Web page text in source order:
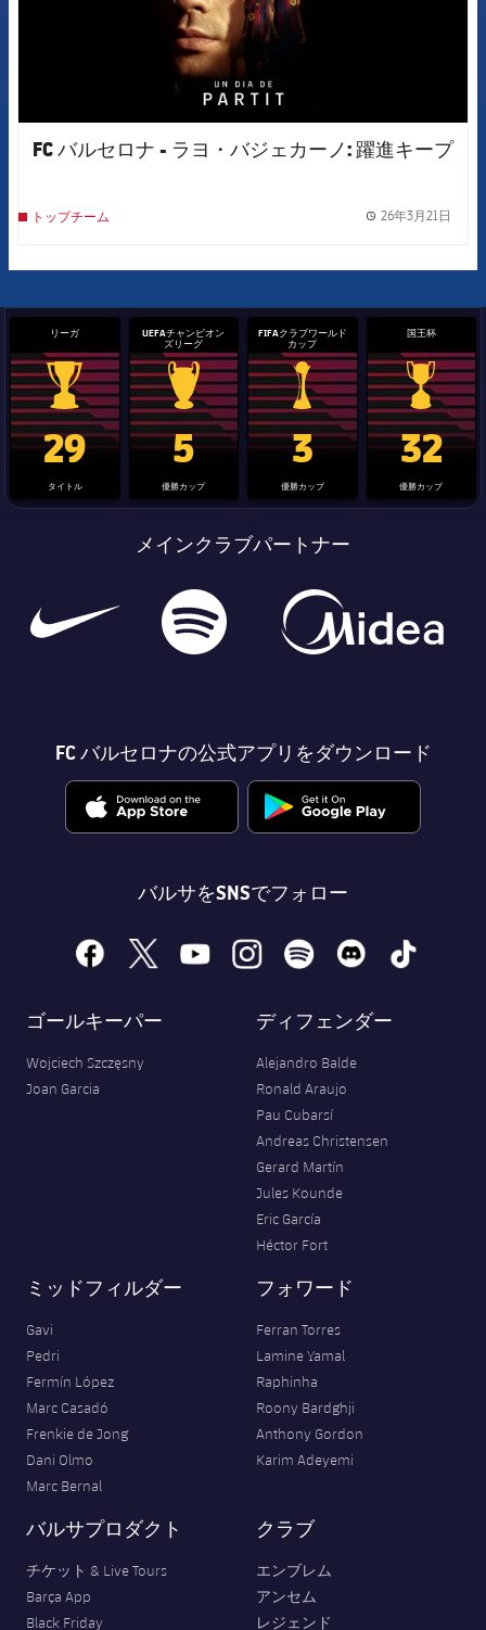
FC バルセロナ - ラヨ・バジェカーノ: 躍進キープ
トップチーム 26年3月21日
リーガ
La Liga trophy
29
タイトル
UEFAチャンピオン
ズリーグ
Champions League trophy
5
優勝カップ
FIFAクラブワールド
カップ
label.aria.clubworldcup
3
優勝カップ
国王杯
国王杯
32
優勝カップ
メインクラブパートナー
FC バルセロナの公式アプリをダウンロード
バルサをSNSでフォロー
facebook
x youtubeinstagramspotify discord tiktok
ゴールキーパー
Wojciech Szczęsny
Joan Garcia
ディフェンダー
Alejandro Balde
Ronald Araujo
Pau Cubarsí
Andreas Christensen
Gerard Martín
Jules Kounde
Eric García
Héctor Fort
ミッドフィルダー
Gavi
Pedri
Fermín López
Marc Casadó
Frenkie de Jong
Dani Olmo
Marc Bernal
フォワード
Ferran Torres
Lamine Yamal
Raphinha
Roony Bardghji
Anthony Gordon
Karim Adeyemi
バルサプロダクト
チケット & Live Tours
Barça App
Black Friday
クラブ
エンブレム
アンセム
レジェンド